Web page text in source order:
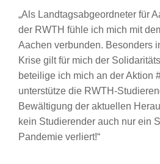
„Als Landtagsabgeordneter für
der RWTH fühle ich mich mit
Aachen verbunden. Besonders
Krise gilt für mich der
beteilige ich mich an der Aktion
unterstütze die RWTH-
Bewältigung der aktuellen
kein Studierender auch nur ein
Pandemie verliert!“